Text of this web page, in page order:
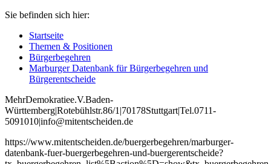
Sie befinden sich hier:
Startseite
Themen & Positionen
Bürgerbegehren
Marburger Datenbank für Bürgerbegehren und
Bürgerentscheide
MehrDemokratiee.V.Baden-
Württemberg|Rotebühlstr.86/1 |70178Stuttgart|Tel.0711-
5091010|info@mitentscheiden.de
https://www.mitentscheiden.de/buergerbegehren/marburger-
datenbank-fuer-buergerbegehren-und-buergerentscheide?